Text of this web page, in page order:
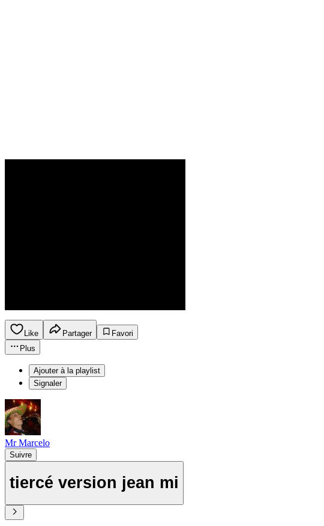
Like Partager
Favori
Plus
Ajouter à la playlist
Signaler
Mr Marcelo
Suivre
tiercé version jean mi